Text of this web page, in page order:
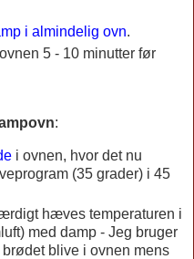
i almindelig ovn.
5 - 10 minutter før
:
i ovnen, hvor det nu
(35 grader) i 45
hæves temperaturen i
med damp - Jeg bruger
blive i ovnen mens